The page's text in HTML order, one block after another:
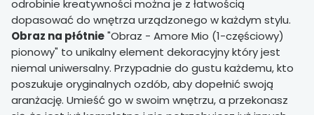
odrobinie kreatywności można je z łatwością
dopasować do wnętrza urządzonego w każdym stylu.
Obraz na płótnie"Obraz - Amore Mio (1-częściowy)
pionowy" to unikalny element dekoracyjny który jest
niemal uniwersalny. Przypadnie do gustu każdemu, kto
poszukuje oryginalnych ozdób, aby dopełnić swoją
aranżację. Umieść go w swoim wnętrzu, a przekonasz